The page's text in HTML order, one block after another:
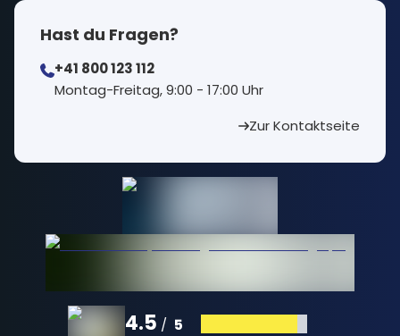
Hast du Fragen?
+41 800 123 112
⁠Montag-Freitag, 9:00 - 17:00 Uhr
Zur Kontaktseite
4.5 / 5